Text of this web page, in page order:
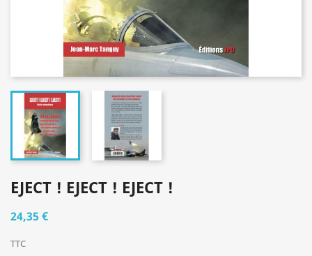
EJECT ! EJECT ! EJECT !
24,35 €
TTC